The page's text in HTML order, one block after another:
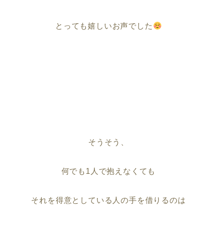
とっても嬉しいお声でした
そうそう、
何でも1人で抱えなくても
それを得意としている人の手を借りるのは